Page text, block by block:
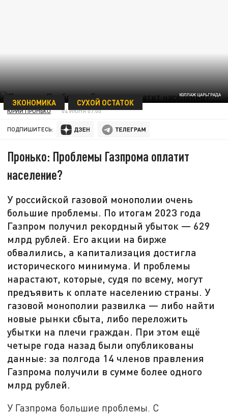
КОЛЛАЖ ЦАРЬГРАДА
ЭКОНОМИКА СУХОЙ ОСТАТОК
ЮРИЙ ПРОНЬКО 04 ИЮНЯ 07:00
ПОДПИШИТЕСЬ:
Пронько: Проблемы Газпрома оплатит
население?
У российской газовой монополии очень
большие проблемы. По итогам 2023 года
Газпром получил рекордный убыток — 629
млрд рублей. Его акции на бирже
обвалились, а капитализация достигла
исторического минимума. И проблемы
нарастают, которые, судя по всему, могут
предъявить к оплате населению страны. У
газовой монополии развилка — либо найти
новые рынки сбыта, либо переложить
убытки на плечи граждан. При этом ещё
четыре года назад были опубликованы
данные: за полгода 14 членов правления
Газпрома получили в сумме более одного
млрд рублей.
У Газпрома большие проблемы. С